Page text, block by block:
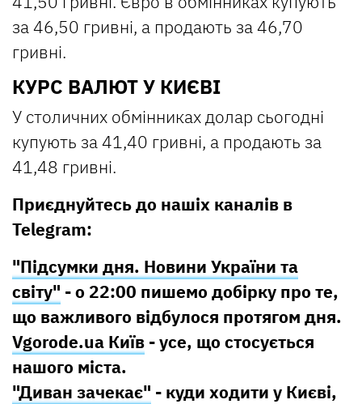
за 46,50 гривні, а продають за 46,70
гривні.
КУРС ВАЛЮТ У КИЄВІ
У столичних обмінниках долар сьогодні
купують за 41,40 гривні, а продають за
41,48 гривні.
Приєднуйтесь до нашіх каналів в
Telegram:
"Підсумки дня. Новини України та
світу" - о 22:00 пишемо добірку про те,
що важливого відбулося протягом дня.
Vgorode.ua Київ - усе, що стосується
нашого міста.
"Диван зачекає" - куди ходити у Києві,